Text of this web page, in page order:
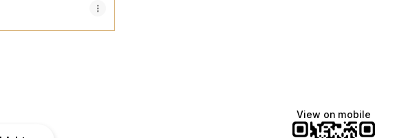
View on mobile